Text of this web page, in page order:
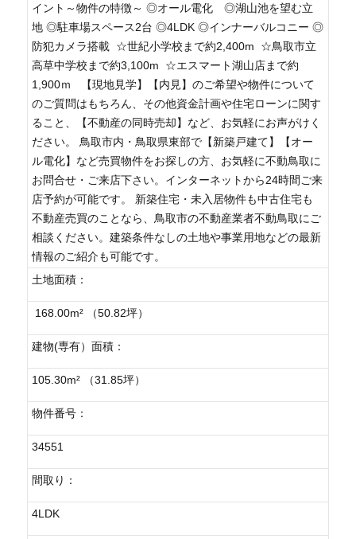
イント～物件の特徴～ ◎オール電化 ◎湖山池を望む立
地 ◎駐車場スペース2台 ◎4LDK ◎インナーバルコニー ◎
防犯カメラ搭載 ☆世紀小学校まで約2,400m ☆鳥取市立
高草中学校まで約3,100m ☆エスマート湖山店まで約
1,900ｍ 【現地見学】【内見】のご希望や物件について
のご質問はもちろん、その他資金計画や住宅ローンに関す
ること、【不動産の同時売却】など、お気軽にお声がけく
ださい。 鳥取市内・鳥取県東部で【新築戸建て】【オー
ル電化】など売買物件をお探しの方、お気軽に不動鳥取に
お問合せ・ご来店下さい。インターネットから24時間ご来
店予約が可能です。 新築住宅・未入居物件も中古住宅も
不動産売買のことなら、鳥取市の不動産業者不動鳥取にご
相談ください。建築条件なしの土地や事業用地などの最新
情報のご紹介も可能です。
土地面積：
168.00m² （50.82坪）
建物(専有）面積：
105.30m² （31.85坪）
物件番号：
34551
間取り：
4LDK